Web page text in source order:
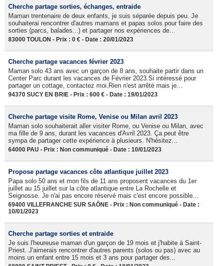
Cherche partage sorties, échanges, entraide
Maman trentenaire de deux enfants, je suis séparée depuis peu. Je
souhaiterai rencontrer d'autres mamans et papas solos pour faire des
sorties (parcs, balades...) et partager nos expériences de...
83000 TOULON - Prix : 0 € - Date : 20/01/2023
Cherche partage vacances février 2023
Maman solo 43 ans avec un garçon de 8 ans, souhaite partir dans un
Center Parc durant les vacances de Février 2023.Si intéressé pour
partager un cottage, contactez moi.Rien n'est arrêté mais je...
94370 SUCY EN BRIE - Prix : 600 € - Date : 19/01/2023
Cherche partage visite Rome, Venise ou Milan avril 2023
Maman solo souhaiterait aller visiter Rome, ou Venise ou Milan, avec
ma fille de 9 ans, durant les vacances d'Avril 2023. Ça peut être
sympa de partager cette expérience à plusieurs. N'hésitez...
64000 PAU - Prix : Non communiqué - Date : 10/01/2023
Propose partage vacances côte atlantique juillet 2023
Papa solo 50 ans et mon fils de 11 ans proposent vacances du 1er
juillet au 15 juillet sur la côte atlantique entre La Rochelle et
Seignosse. Je n'ai pas encore réservé mais c'est encore possible...
69400 VILLEFRANCHE SUR SAÔNE - Prix : Non communiqué - Date :
10/01/2023
Cherche partage sorties et entraide
Je suis l'heureuse maman d'un garçon de 19 mois et j'habite à Saint-
Priest. J'aimerais rencontrer d'autres parents (solos ou pas) avec au
moins un enfant entre 15 mois et 3 ans pour partager des...